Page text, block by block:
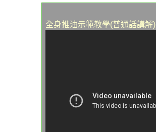
全身推油示範教學(普通話講解)